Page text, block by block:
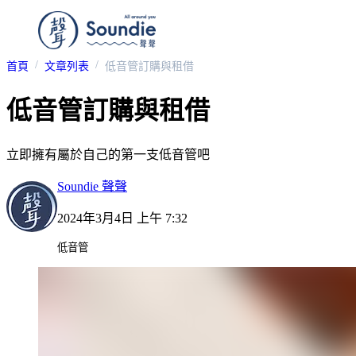
首頁 文章列表 低音管訂購與租借
低音管訂購與租借
立即擁有屬於自己的第一支低音管吧
Soundie 聲聲
2024年3月4日 上午 7:32
低音管